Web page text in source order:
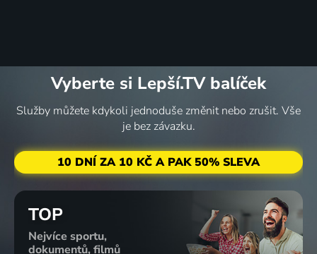
Vyberte si Lepší.TV balíček
Služby můžete kdykoli jednoduše změnit nebo zrušit. Vše
je bez závazku.
10 DNÍ ZA 10 KČ A PAK 50% SLEVA
TOP
Nejvíce sportu,
dokumentů, filmů